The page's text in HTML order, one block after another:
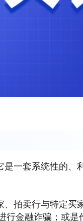
一套系统性的、
拍卖行与特定买
行金融诈骗；或是